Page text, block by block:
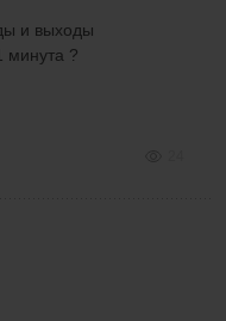
и выходы
минута ?